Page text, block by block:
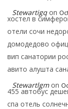
Stewartigq on
хостел в
отели сочи
домодедово
вип санатории
авито алушта
Stewartlgm on
455 автобус
спа отель